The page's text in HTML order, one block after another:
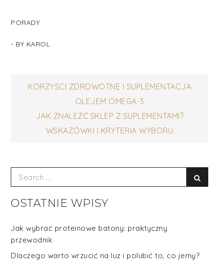
PORADY
- BY KAROL
Nawigacja
wpisu
KORZYŚCI ZDROWOTNE I SUPLEMENTACJA
OLEJEM OMEGA-3
JAK ZNALEŹĆ SKLEP Z SUPLEMENTAMI?
WSKAZÓWKI I KRYTERIA WYBORU
Search
for:
OSTATNIE WPISY
Jak wybrać proteinowe batony: praktyczny
przewodnik
Dlaczego warto wrzucić na luz i polubić to, co jemy?